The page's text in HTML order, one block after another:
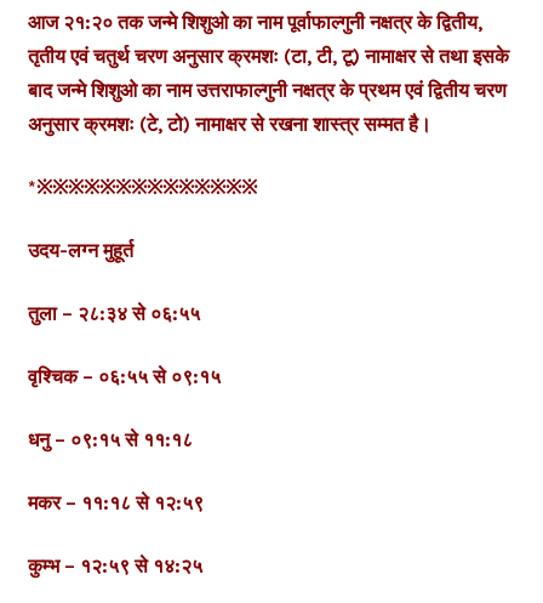
आज २१:२० तक जन्मे शिशुओ का नाम पूर्वाफाल्गुनी नक्षत्र के द्वितीय,
तृतीय एवं चतुर्थ चरण अनुसार क्रमशः (टा, टी, टू) नामाक्षर से तथा इसके
बाद जन्मे शिशुओ का नाम उत्तराफाल्गुनी नक्षत्र के प्रथम एवं द्वितीय चरण
अनुसार क्रमशः (टे, टो) नामाक्षर से रखना शास्त्र सम्मत है।
*※※※※※※※※※※※※※※
उदय-लग्न मुहूर्त
तुला – २८:३४ से ०६:५५
वृश्चिक – ०६:५५ से ०९:१५
धनु – ०९:१५ से ११:१८
मकर – ११:१८ से १२:५९
कुम्भ – १२:५९ से १४:२५